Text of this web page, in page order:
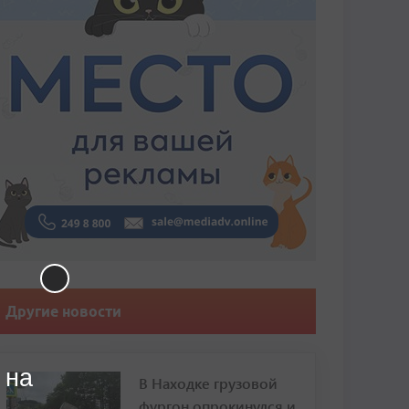
Другие новости
В Находке грузовой